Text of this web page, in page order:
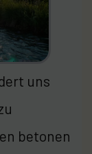
uns
betonen